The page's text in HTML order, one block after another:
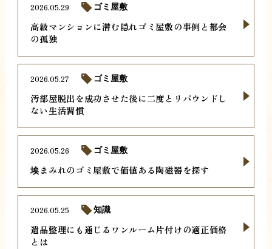
高級マンションに潜む隠れゴミ屋敷の事例と都会
の孤独
2026.05.29 ゴミ屋敷
汚部屋脱出を成功させた後に二度とリバウンドし
ない生活習慣
2026.05.27 ゴミ屋敷
埃まみれのゴミ屋敷で価値ある陶磁器を探す
2026.05.26 ゴミ屋敷
遺品整理にも通じるワンルーム片付けの適正価格
とは
2026.05.25 知識